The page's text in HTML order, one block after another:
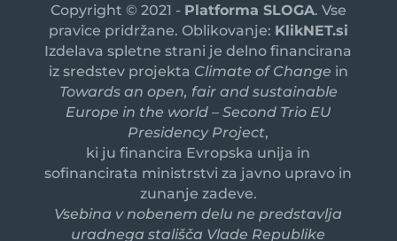
Copyright © 2021 - Platforma SLOGA. Vse
pravice pridržane. Oblikovanje: KlikNET.si
Izdelava spletne strani je delno financirana
iz sredstev projekta Climate of Change in
Towards an open, fair and sustainable
Europe in the world – Second Trio EU
Presidency Project,
ki ju financira Evropska unija in
sofinancirata ministrstvi za javno upravo in
zunanje zadeve.
Vsebina v nobenem delu ne predstavlja
uradnega stališča Vlade Republike